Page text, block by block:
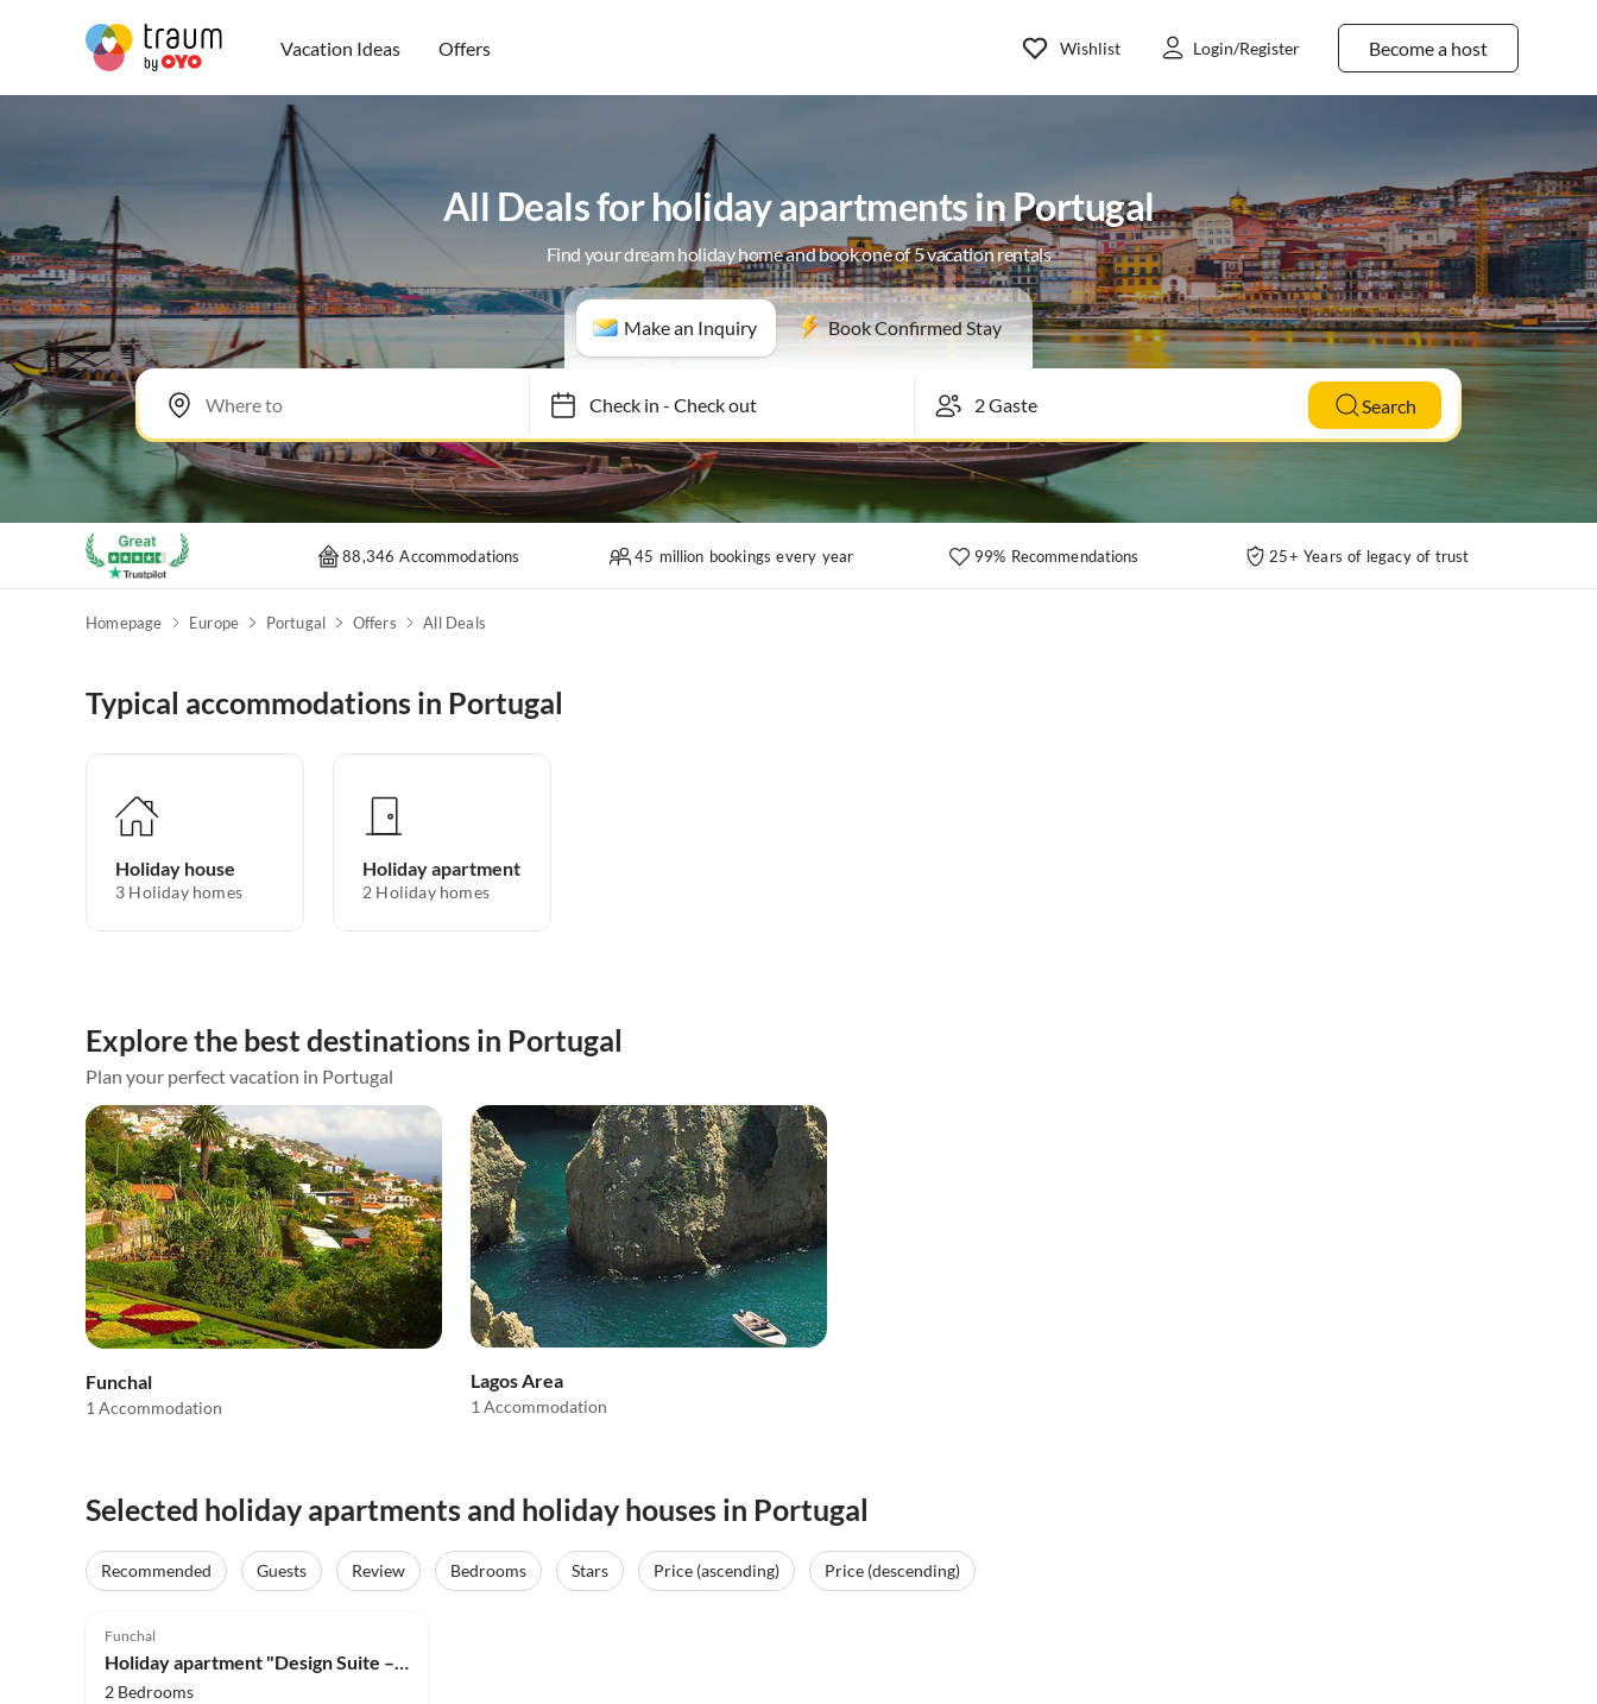
Vacation Ideas Offers Become a host
Wishlist Login/Register
All Deals for holiday apartments in Portugal
Find your dream holiday home and book one of 5 vacation rentals
Make an Inquiry Book Confirmed Stay
Check in- Check out Search
88,346 Accommodations 45 million bookings every year 99% Recommendations 25+ Years of legacy of trust
Homepage Europe Portugal Offers All Deals
Typical accommodations in Portugal
Holiday house
3 Holiday homes
Holiday apartment
2 Holiday homes
Explore the best destinations in Portugal
Plan your perfect vacation in Portugal
Funchal
1 Accommodation
Lagos Area
1 Accommodation
Selected holiday apartments and holiday houses in Portugal
Recommended Guests Review Bedrooms Stars Price (ascending)
Price (descending)
Funchal
Holiday apartment "Design Suite – Ocean View & Sound at Praia Formosa"
2 Bedrooms